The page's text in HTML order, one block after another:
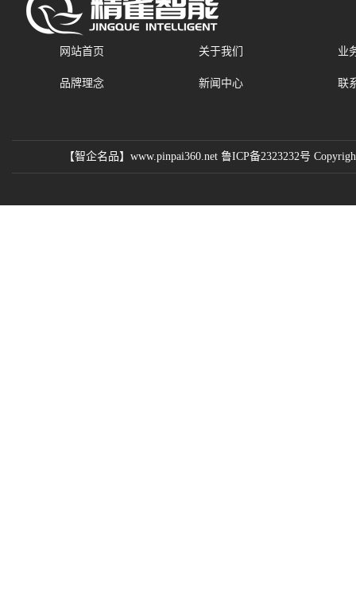
网站首页 关于我们 业
品牌理念 新闻中心 联
【智企名品】www.pinpai360.net 鲁ICP备2323232号